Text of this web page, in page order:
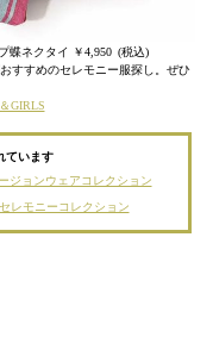
蝶ネクタイ ￥4,950 (税込)
すすめのセレモニー服探し。ぜひ
GIRLS
ています
ジョンウェアコレクション
レモニーコレクション